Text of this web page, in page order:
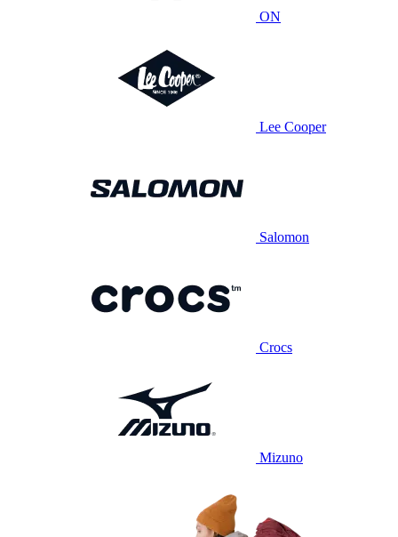
ON
Lee Cooper
Salomon
Crocs
Mizuno